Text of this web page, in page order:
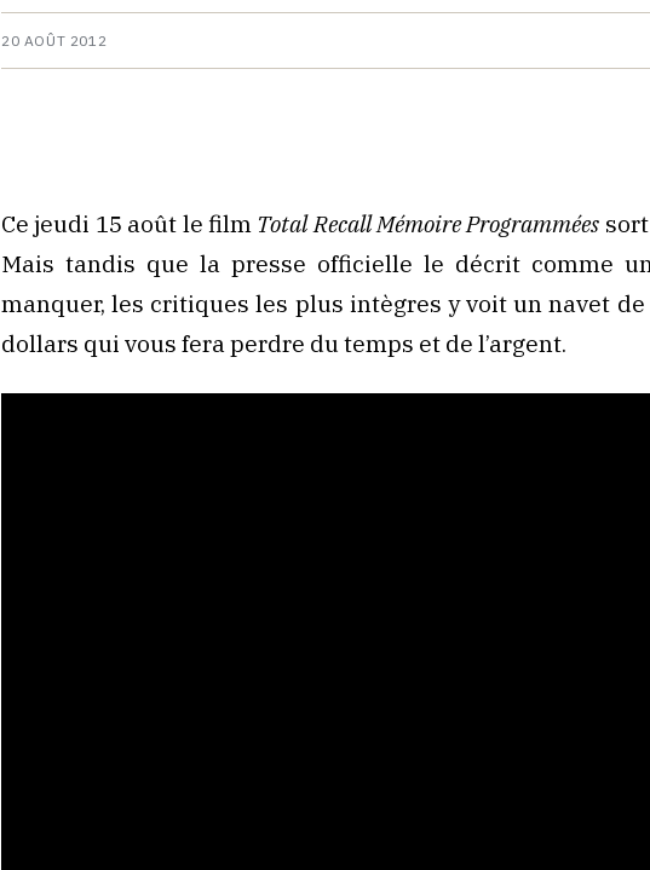
20 AOÛT 2012
Ce jeudi 15 août le film Total Recall Mémoire Programmées
Mais tandis que la presse officielle le décrit comme
manquer, les critiques les plus intègres y voit un navet
dollars qui vous fera perdre du temps et de l’argent.